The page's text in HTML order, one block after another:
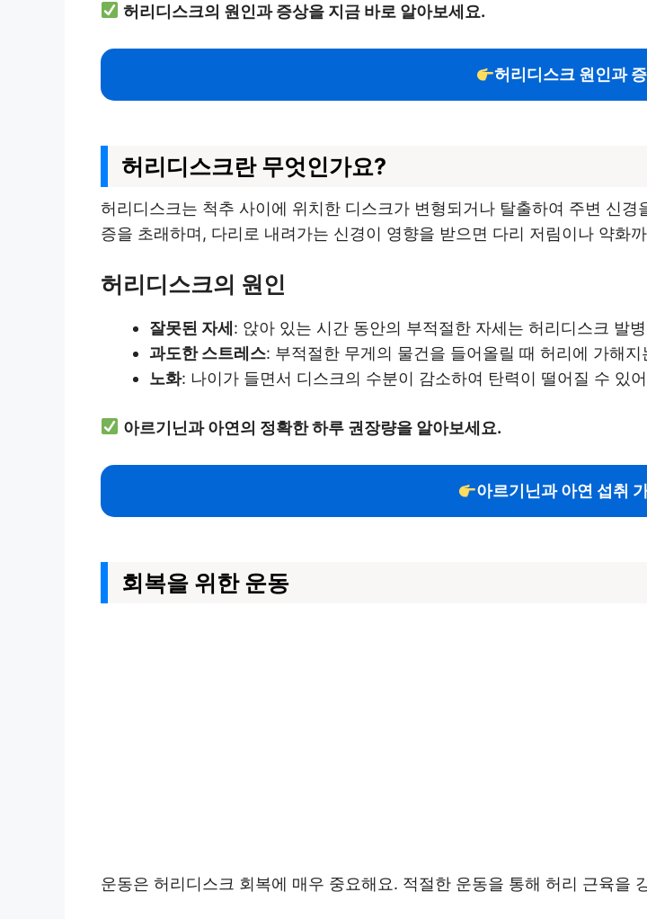
허리디스크의 원인과 증상을 지금 바로 알아보세요.
허리디스크 원인과
허리디스크란 무엇인가요?
허리디스크는 척추 사이에 위치한 디스크가 변형되거나 탈출하여 주변 신
증을 초래하며, 다리로 내려가는 신경이 영향을 받으면 다리 저림이나 약화
허리디스크의 원인
잘못된 자세: 앉아 있는 시간 동안의 부적절한 자세는 허리디스크 발
과도한 스트레스: 부적절한 무게의 물건을 들어올릴 때 허리에 가해
노화: 나이가 들면서 디스크의 수분이 감소하여 탄력이 떨어질 수 있
아르기닌과 아연의 정확한 하루 권장량을 알아보세요.
아르기닌과 아연 섭취
회복을 위한 운동
운동은 허리디스크 회복에 매우 중요해요. 적절한 운동을 통해 허리 근육을